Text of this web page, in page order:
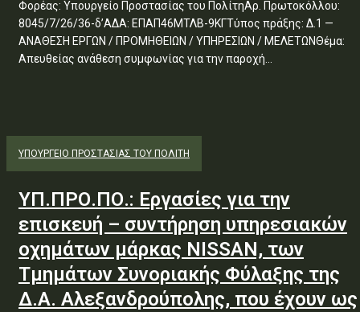
Φορέας: Υπουργείο Προστασίας του ΠολίτηΑρ. Πρωτοκόλλου:
8045/7/26/36-δ’ΑΔΑ: ΕΠΑΠ46ΜΤΛΒ-9ΚΓΤύπος πράξης: Δ.1 —
ΑΝΑΘΕΣΗ ΕΡΓΩΝ / ΠΡΟΜΗΘΕΙΩΝ / ΥΠΗΡΕΣΙΩΝ / ΜΕΛΕΤΩΝΘέμα:
Απευθείας ανάθεση συμφωνίας για την παροχή...
ΥΠΟΥΡΓΕΊΟ ΠΡΟΣΤΑΣΊΑΣ ΤΟΥ ΠΟΛΊΤΗ
ΥΠ.ΠΡΟ.ΠΟ.: Εργασίες για την
επισκευή – συντήρηση υπηρεσιακών
οχημάτων μάρκας NISSAN, των
Τμημάτων Συνοριακής Φύλαξης της
Δ.Α. Αλεξανδρούπολης, που έχουν ως